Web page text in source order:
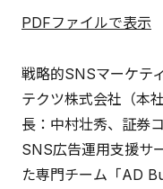
PDFファイルで表示
戦略的SNSマーケテ
テクツ株式会社（本
長：中村壮秀、証券
SNS広告運用支援サ
た専門チーム「AD